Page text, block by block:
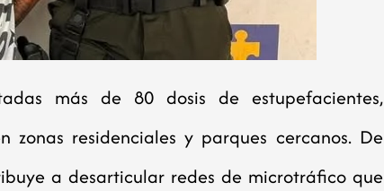
más de 80 dosis de estupefacientes,
residenciales y parques cercanos. De
a desarticular redes de microtráfico que